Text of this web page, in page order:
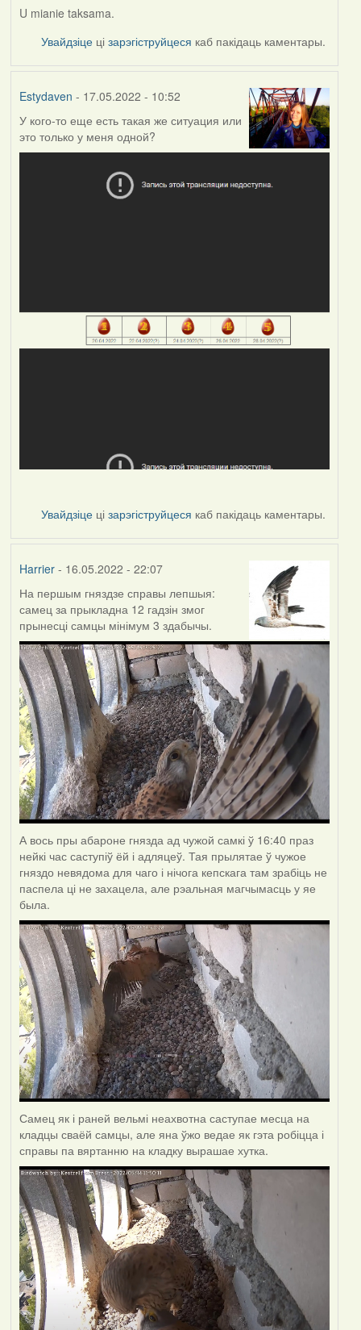
U mianie taksama.
Увайдзіце цізарэгіструйцеся каб пакідаць каментары.
Estydaven - 17.05.2022 - 10:52
У кого-то еще есть такая же ситуация или
это только у меня одной?
Увайдзіце цізарэгіструйцеся каб пакідаць каментары.
Harrier- 16.05.2022 - 22:07
На першым гняздзе справы лепшыя:
самец за прыкладна 12 гадзін змог
прынесці самцы мінімум 3 здабычы.
А вось пры абароне гнязда ад чужой самкі ў 16:40 праз
нейкі час саступіў ёй і адляцеў. Тая прылятае ў чужое
гняздо невядома для чаго і нічога кепскага там зрабіць не
паспела ці не захацела, але рэальная магчымасць у яе
была.
Самец як і раней вельмі неахвотна саступае месца на
кладцы сваёй самцы, але яна ўжо ведае як гэта робіцца і
справы па вяртанню на кладку вырашае хутка.